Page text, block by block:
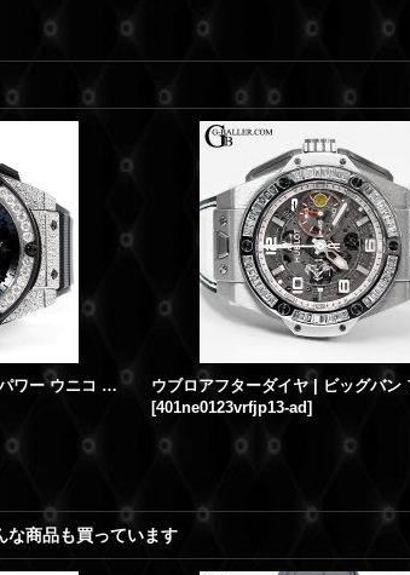
ウブロアフターダイヤ キングパワー ウニコ オールブラック 時計 アフターダイヤ
[401ne0123vrfjp13-ad]
な商品も買っています